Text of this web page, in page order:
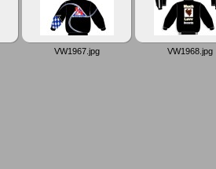
VW1967.jpg VW1968.jpg